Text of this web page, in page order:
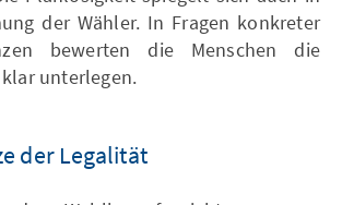
der Wähler. In Fragen konkreter
bewerten die Menschen die
unterlegen.
der Legalität